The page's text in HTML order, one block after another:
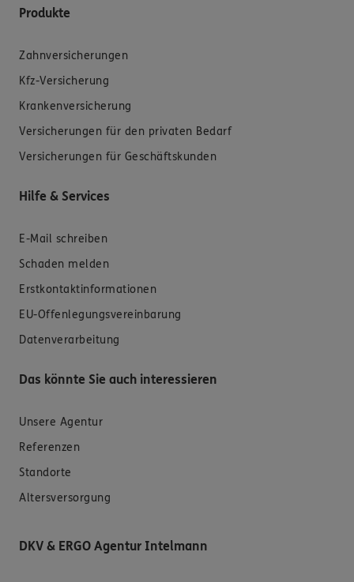
Produkte
Zahnversicherungen
Kfz-Versicherung
Krankenversicherung
Versicherungen für den privaten Bedarf
Versicherungen für Geschäftskunden
Hilfe & Services
E-Mail schreiben
Schaden melden
Erstkontaktinformationen
EU-Offenlegungsvereinbarung
Datenverarbeitung
Das könnte Sie auch interessieren
Unsere Agentur
Referenzen
Standorte
Altersversorgung
DKV & ERGO Agentur Intelmann